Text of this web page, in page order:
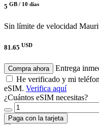
5 GB / 10 días
Sin límite de velocidad
81.65 USD
Compra ahora
Entrega
He verificado y mi
eSIM. Verifica aquí
¿Cuántos eSIM necesitas?
Paga con la tarjeta